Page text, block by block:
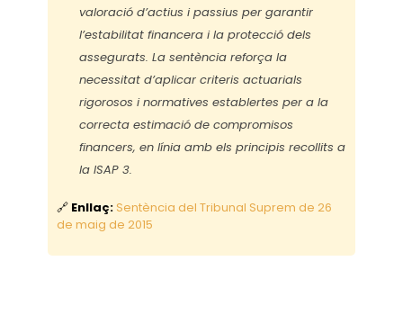
valoració d’actius i passius per garantir
l’estabilitat financera i la protecció dels
assegurats. La sentència reforça la
necessitat d’aplicar criteris actuarials
rigorosos i normatives establertes per a la
correcta estimació de compromisos
financers, en línia amb els principis recollits a
la ISAP 3.
🔗 Enllaç: Sentència del Tribunal Suprem de 26
de maig de 2015